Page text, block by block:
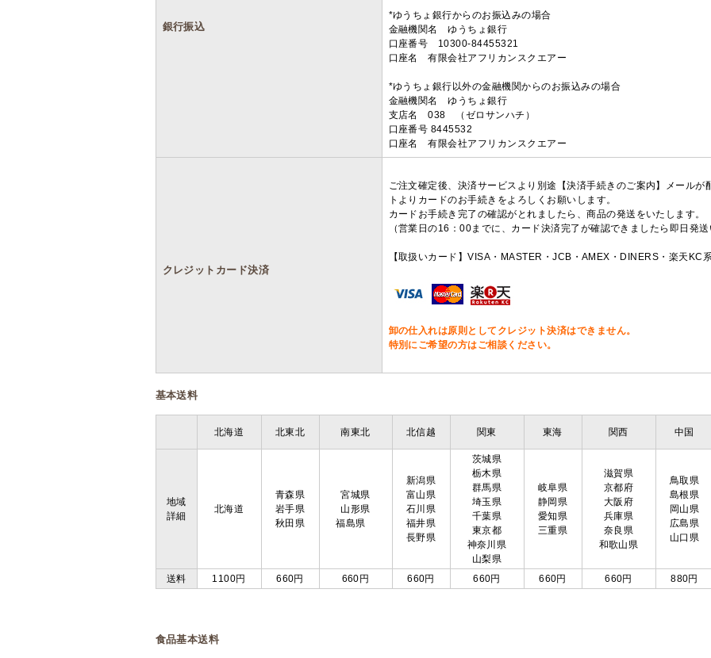
銀行振込
*ゆうちょ銀行からのお振込みの場合
金融機関名 ゆうちょ銀行
口座番号 10300-84455321
口座名 有限会社アフリカンスクエアー
*ゆうちょ銀行以外の金融機関からのお振込みの場合
金融機関名 ゆうちょ銀行
支店名 038 （ゼロサンハチ）
口座番号 8445532
口座名 有限会社アフリカンスクエアー
クレジットカード決済
ご注文確定後、決済サービスより別途【決済手続きのご案内】メール
トよりカードのお手続きをよろしくお願いします。
カードお手続き完了の確認がとれましたら、商品の発送をいたします。
（営業日の16：00までに、カード決済完了が確認できましたら即日発
【取扱いカード】VISA・MASTER・JCB・AMEX・DINERS・楽天KC
卸の仕入れは原則としてクレジット決済はできません。
特別にご希望の方はご相談ください。
基本送料
北海道 北東北 南東北 北信越 関東 東海 関西 中国
地域
詳細
北海道
青森県
岩手県
秋田県
宮城県
山形県
福島県
新潟県
富山県
石川県
福井県
長野県
茨城県
栃木県
群馬県
埼玉県
千葉県
東京都
神奈川県
山梨県
岐阜県
静岡県
愛知県
三重県
滋賀県
京都府
大阪府
兵庫県
奈良県
和歌山県
鳥取県
島根県
岡山県
広島県
山口県
送料 1100円 660円 660円 660円 660円 660円 660円 880円
食品基本送料